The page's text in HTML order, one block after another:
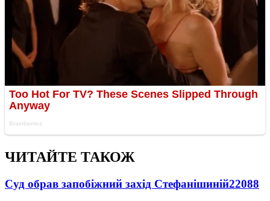
ЧИТАЙТЕ ТАКОЖ
Суд обрав запобіжний захід Стефанішиній22088